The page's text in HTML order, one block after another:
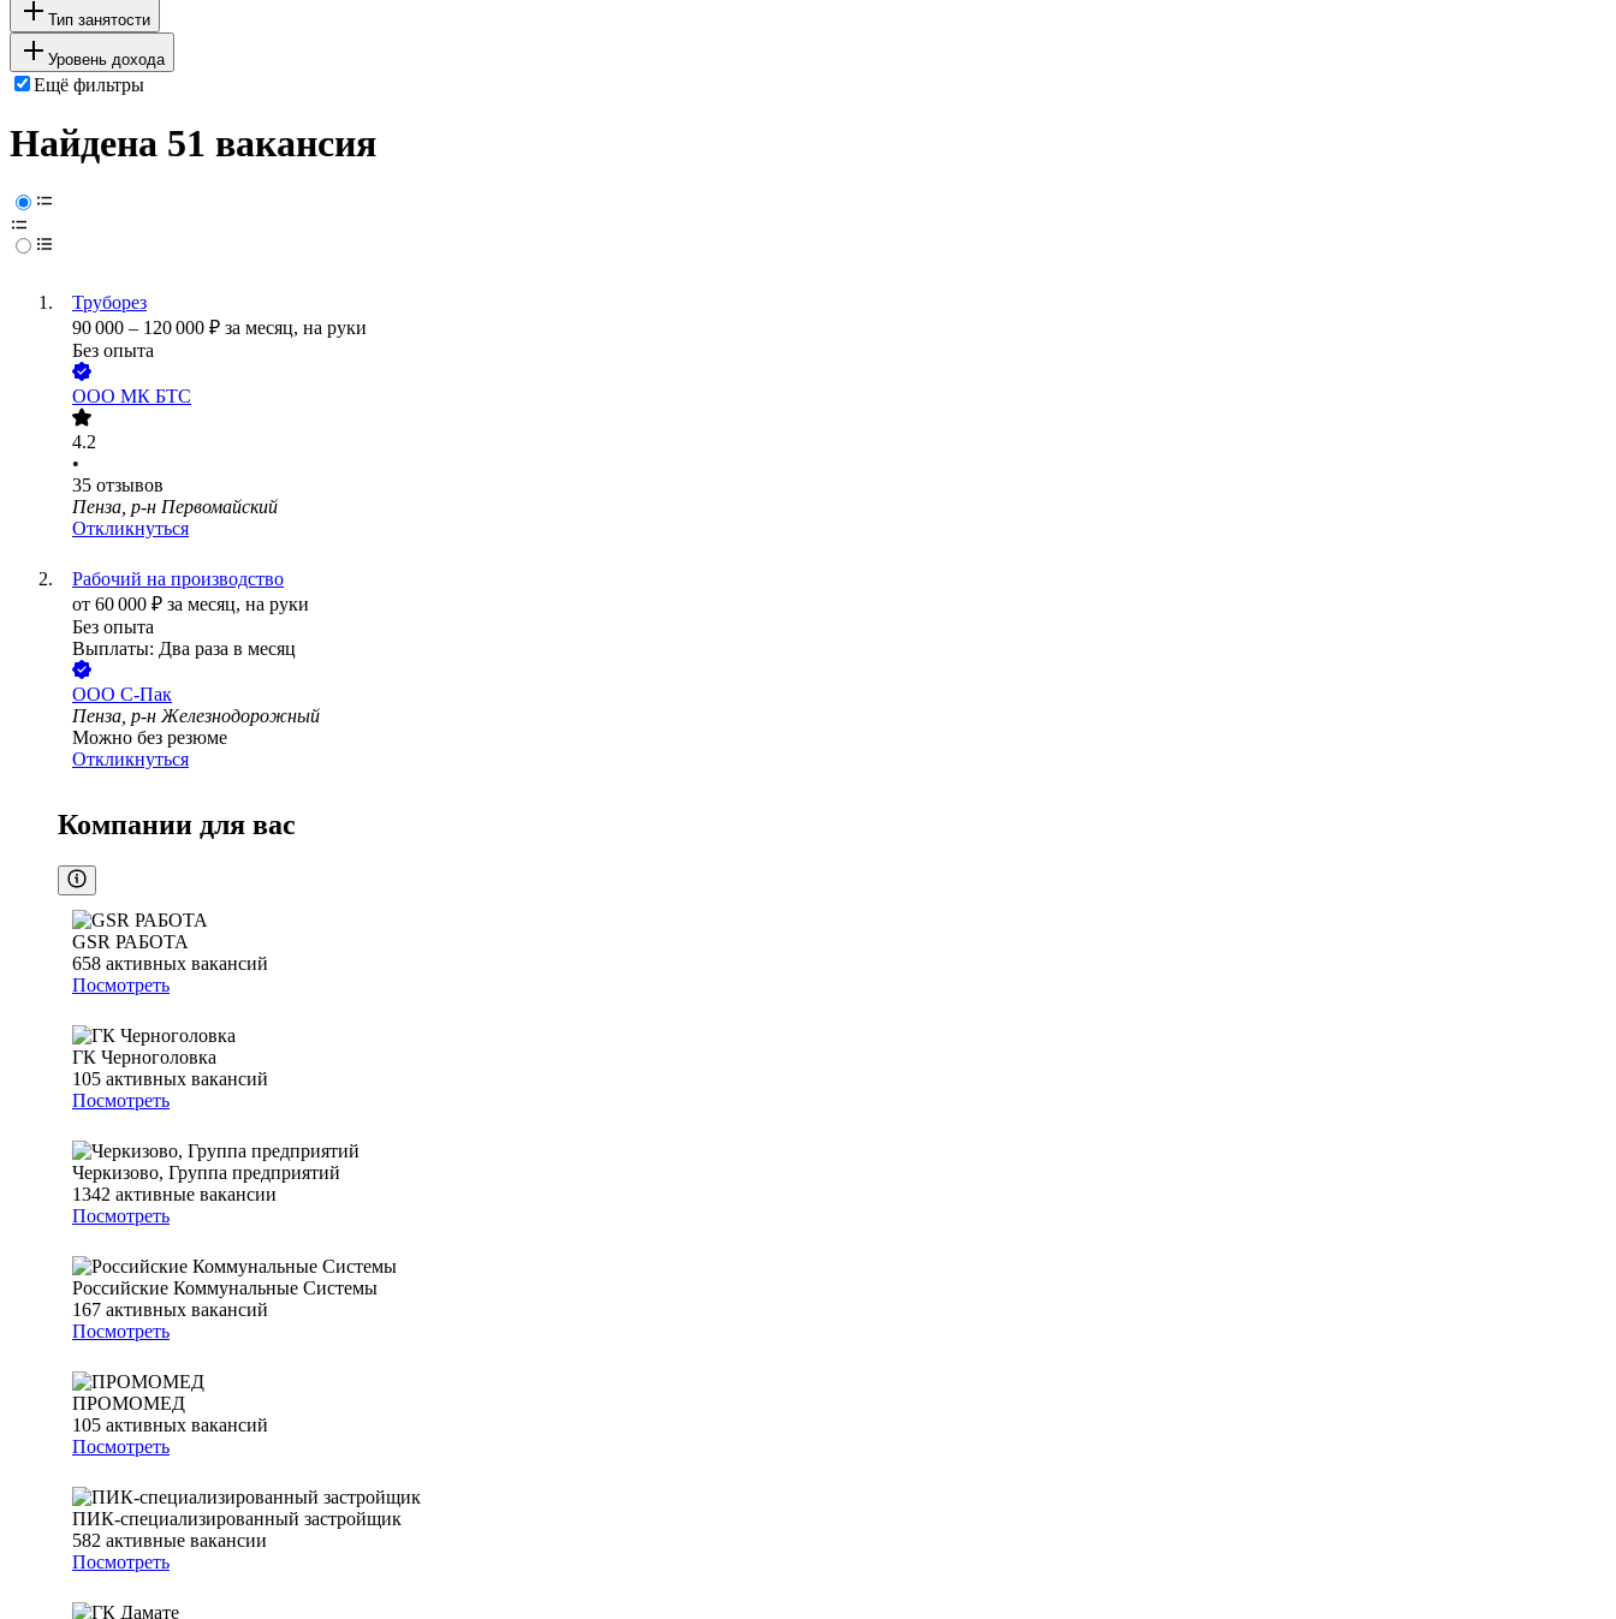
Тип занятости
Уровень дохода
Ещё фильтры
Найдена 51 вакансия
Труборез
90 000 – 120 000 ₽ за месяц, на руки
Без опыта
ООО МК БТС
4.2
•
35 отзывов
Пенза, р-н Первомайский
Откликнуться
Рабочий на производство
от 60 000 ₽ за месяц, на руки
Без опыта
Выплаты: Два раза в месяц
ООО С-Пак
Пенза, р-н Железнодорожный
Можно без резюме
Откликнуться
Компании для вас
GSR РАБОТА
658 активных вакансий
Посмотреть
ГК Черноголовка
105 активных вакансий
Посмотреть
Черкизово, Группа предприятий
1342 активные вакансии
Посмотреть
Российские Коммунальные Системы
167 активных вакансий
Посмотреть
ПРОМОМЕД
105 активных вакансий
Посмотреть
ПИК-специализированный застройщик
582 активные вакансии
Посмотреть